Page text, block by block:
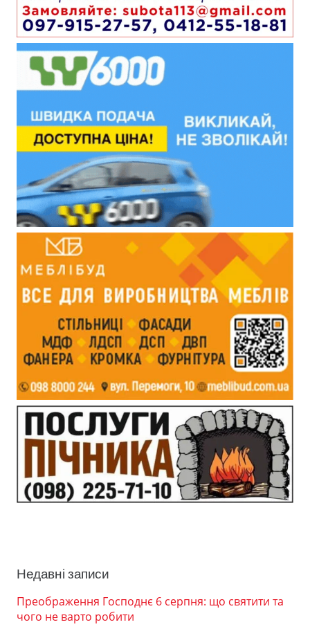
Недавні записи
Преображення Господнє 6 серпня: що святити та
чого не варто робити